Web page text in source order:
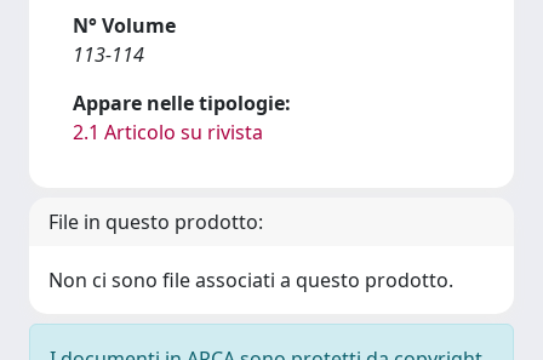
N° Volume
113-114
Appare nelle tipologie:
2.1 Articolo su rivista
File in questo prodotto:
Non ci sono file associati a questo prodotto.